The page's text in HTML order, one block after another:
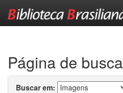
Página de busca
Buscar em: